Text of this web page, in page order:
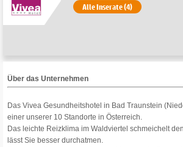
Alle Inserate (4)
Über das Unternehmen
Das Vivea Gesundheitshotel in Bad Traunstein
einer unserer 10 Standorte in Österreich.
Das leichte Reizklima im Waldviertel schmeichelt
lässt Sie besser durchatmen.